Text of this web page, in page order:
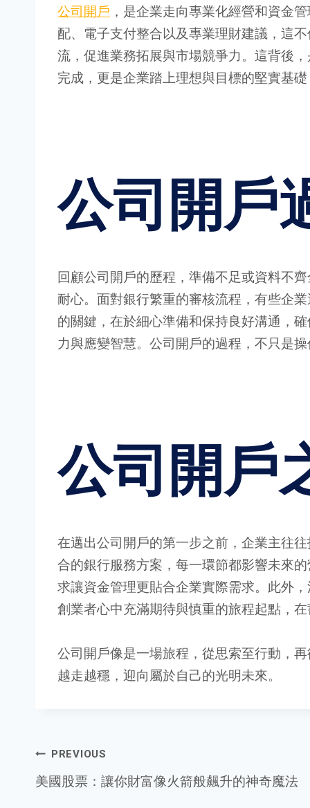
公司開戶 ，是企業走向專業化經營和資金
配、電子支付整合以及專業理財建議，這
流，促進業務拓展與市場競爭力。這背後
完成，更是企業踏上理想與目標的堅實基
公司開戶
回顧公司開戶的歷程，準備不足或資料不
耐心。面對銀行繁重的審核流程，有些企
的關鍵，在於細心準備和保持良好溝通，
力與應變智慧。公司開戶的過程，不只是
公司開戶
在邁出公司開戶的第一步之前，企業主往
合的銀行服務方案，每一環節都影響未來
求讓資金管理更貼合企業實際需求。此外
創業者心中充滿期待與慎重的旅程起點，
公司開戶像是一場旅程，從思索至行動，
越走越穩，迎向屬於自己的光明未來。
Post
PREVIOUS
美國股票：讓你財富像火箭般飆升的神奇魔法